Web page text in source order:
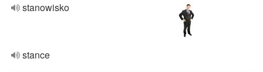
stanowisko
stance